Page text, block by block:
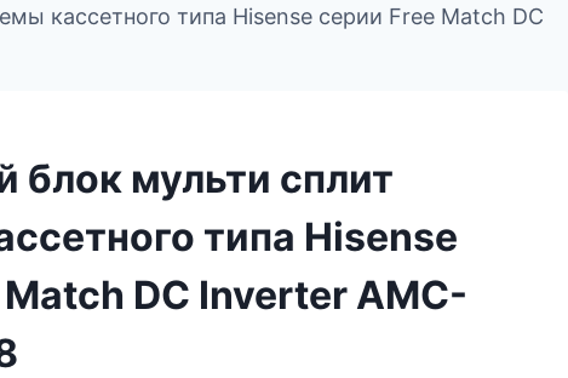
кассетного типа Hisense серии Free Match DC
блок мульти сплит
типа Hisense
DC Inverter AMC-